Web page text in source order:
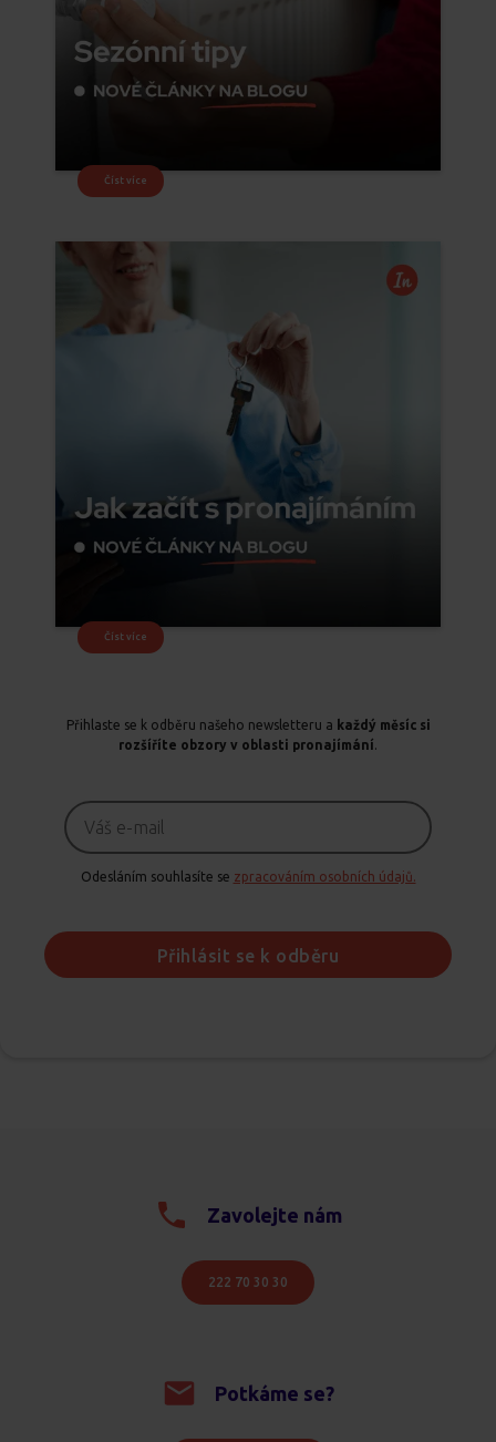
Číst více
Číst více
Přihlaste se k odběru našeho newsletteru a každý měsíc si
rozšíříte obzory v oblasti pronajímání.
Odesláním souhlasíte se zpracováním osobních údajů.
Přihlásit se k odběru
Zavolejte nám
222 70 30 30
Potkáme se?